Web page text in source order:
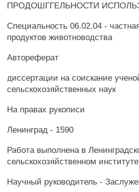
ПРОДОШГГЕЛЬНОСТИ
Специальность 06.02.04 -
продуктов животноводства
Автореферат
диссертации на соискание
сельскохозяйственных наук
На правах рукописи
Ленинград - 1590
Работа выполнена в
сельскохозяйственном
Научный руководитель -